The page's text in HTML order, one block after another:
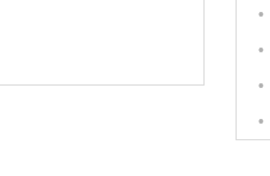
•
•
•
•